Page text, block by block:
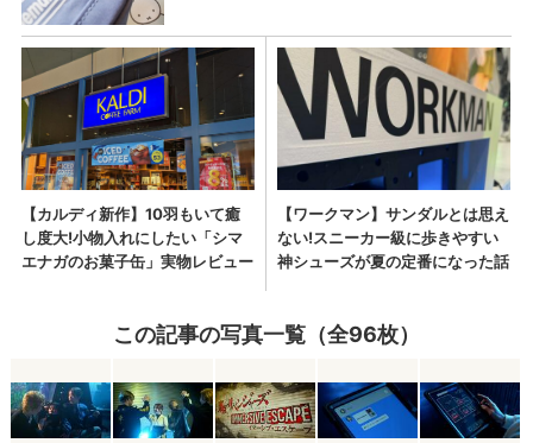
この記事の写真一覧（全96枚）